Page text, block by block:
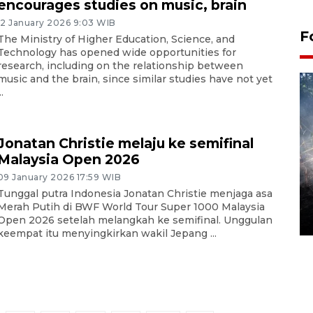
studies on music, brain
January 2026 9:03 WIB
Ministry of Higher Education, Science, and
has opened wide opportunities for
including on the relationship between
and the brain, since similar studies have not yet
Christie melaju ke semifinal
Open 2026
January 2026 17:59 WIB
putra Indonesia Jonatan Christie menjaga asa
Putih di BWF World Tour Super 1000 Malaysia
2026 setelah melangkah ke semifinal. Unggulan
itu menyingkirkan wakil Jepang ...
Alokasi anggaran untuk bibit
kopi arabika Gayo
15 June 2026 11:15 WIB